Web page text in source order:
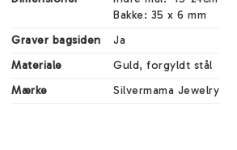
Bakke: 35 x 6 mm
Graver bagsiden
Ja
Materiale
Guld, forgyldt stål
Mærke
Silvermama Jewelry